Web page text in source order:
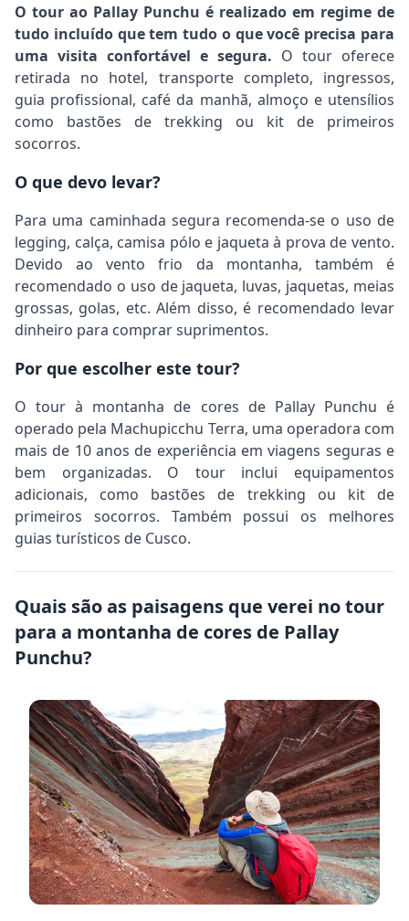
O tour ao Pallay Punchu é realizado em regime de
tudo incluído que tem tudo o que você precisa para
uma visita confortável e segura. O tour oferece
retirada no hotel, transporte completo, ingressos,
guia profissional, café da manhã, almoço e utensílios
como bastões de trekking ou kit de primeiros
socorros.
O que devo levar?
Para uma caminhada segura recomenda-se o uso de
legging, calça, camisa pólo e jaqueta à prova de vento.
Devido ao vento frio da montanha, também é
recomendado o uso de jaqueta, luvas, jaquetas, meias
grossas, golas, etc. Além disso, é recomendado levar
dinheiro para comprar suprimentos.
Por que escolher este tour?
O tour à montanha de cores de Pallay Punchu é
operado pela Machupicchu Terra, uma operadora com
mais de 10 anos de experiência em viagens seguras e
bem organizadas. O tour inclui equipamentos
adicionais, como bastões de trekking ou kit de
primeiros socorros. Também possui os melhores
guias turísticos de Cusco.
Quais são as paisagens que verei no tour
para a montanha de cores de Pallay
Punchu?